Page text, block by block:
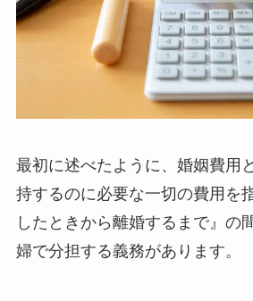
最初に述べたように、婚姻費用
持するのに必要な一切の費用を
したときから離婚するまで』の
婦で分担する義務があります。